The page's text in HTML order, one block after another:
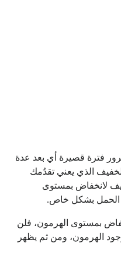
فترة قصيرة أي بعد عدة
الذي يعني تقدُمك
لانخفاض بمستوى
الحمل بشكل خاص.
بمستوى الهرمون، فلن
الهرمون، ومن ثم يظهر